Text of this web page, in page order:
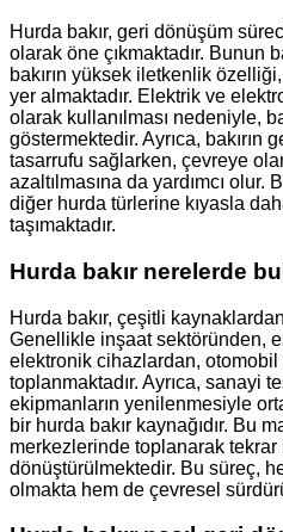
Hurda bakır, geri dönüşüm
olarak öne çıkmaktadır. Bunun
bakırın yüksek iletkenlik
yer almaktadır. Elektrik ve
olarak kullanılması nedeniyle,
göstermektedir. Ayrıca, bakırın
tasarrufu sağlarken, çevreye
azaltılmasına da yardımcı olur.
diğer hurda türlerine kıyasla
taşımaktadır.
Hurda bakır nerelerde
Hurda bakır, çeşitli
Genellikle inşaat sektöründen,
elektronik cihazlardan, otomobil
toplanmaktadır. Ayrıca, sanayi
ekipmanların yenilenmesiyle
bir hurda bakır kaynağıdır. Bu
merkezlerinde toplanarak
dönüştürülmektedir. Bu süreç,
olmakta hem de çevresel